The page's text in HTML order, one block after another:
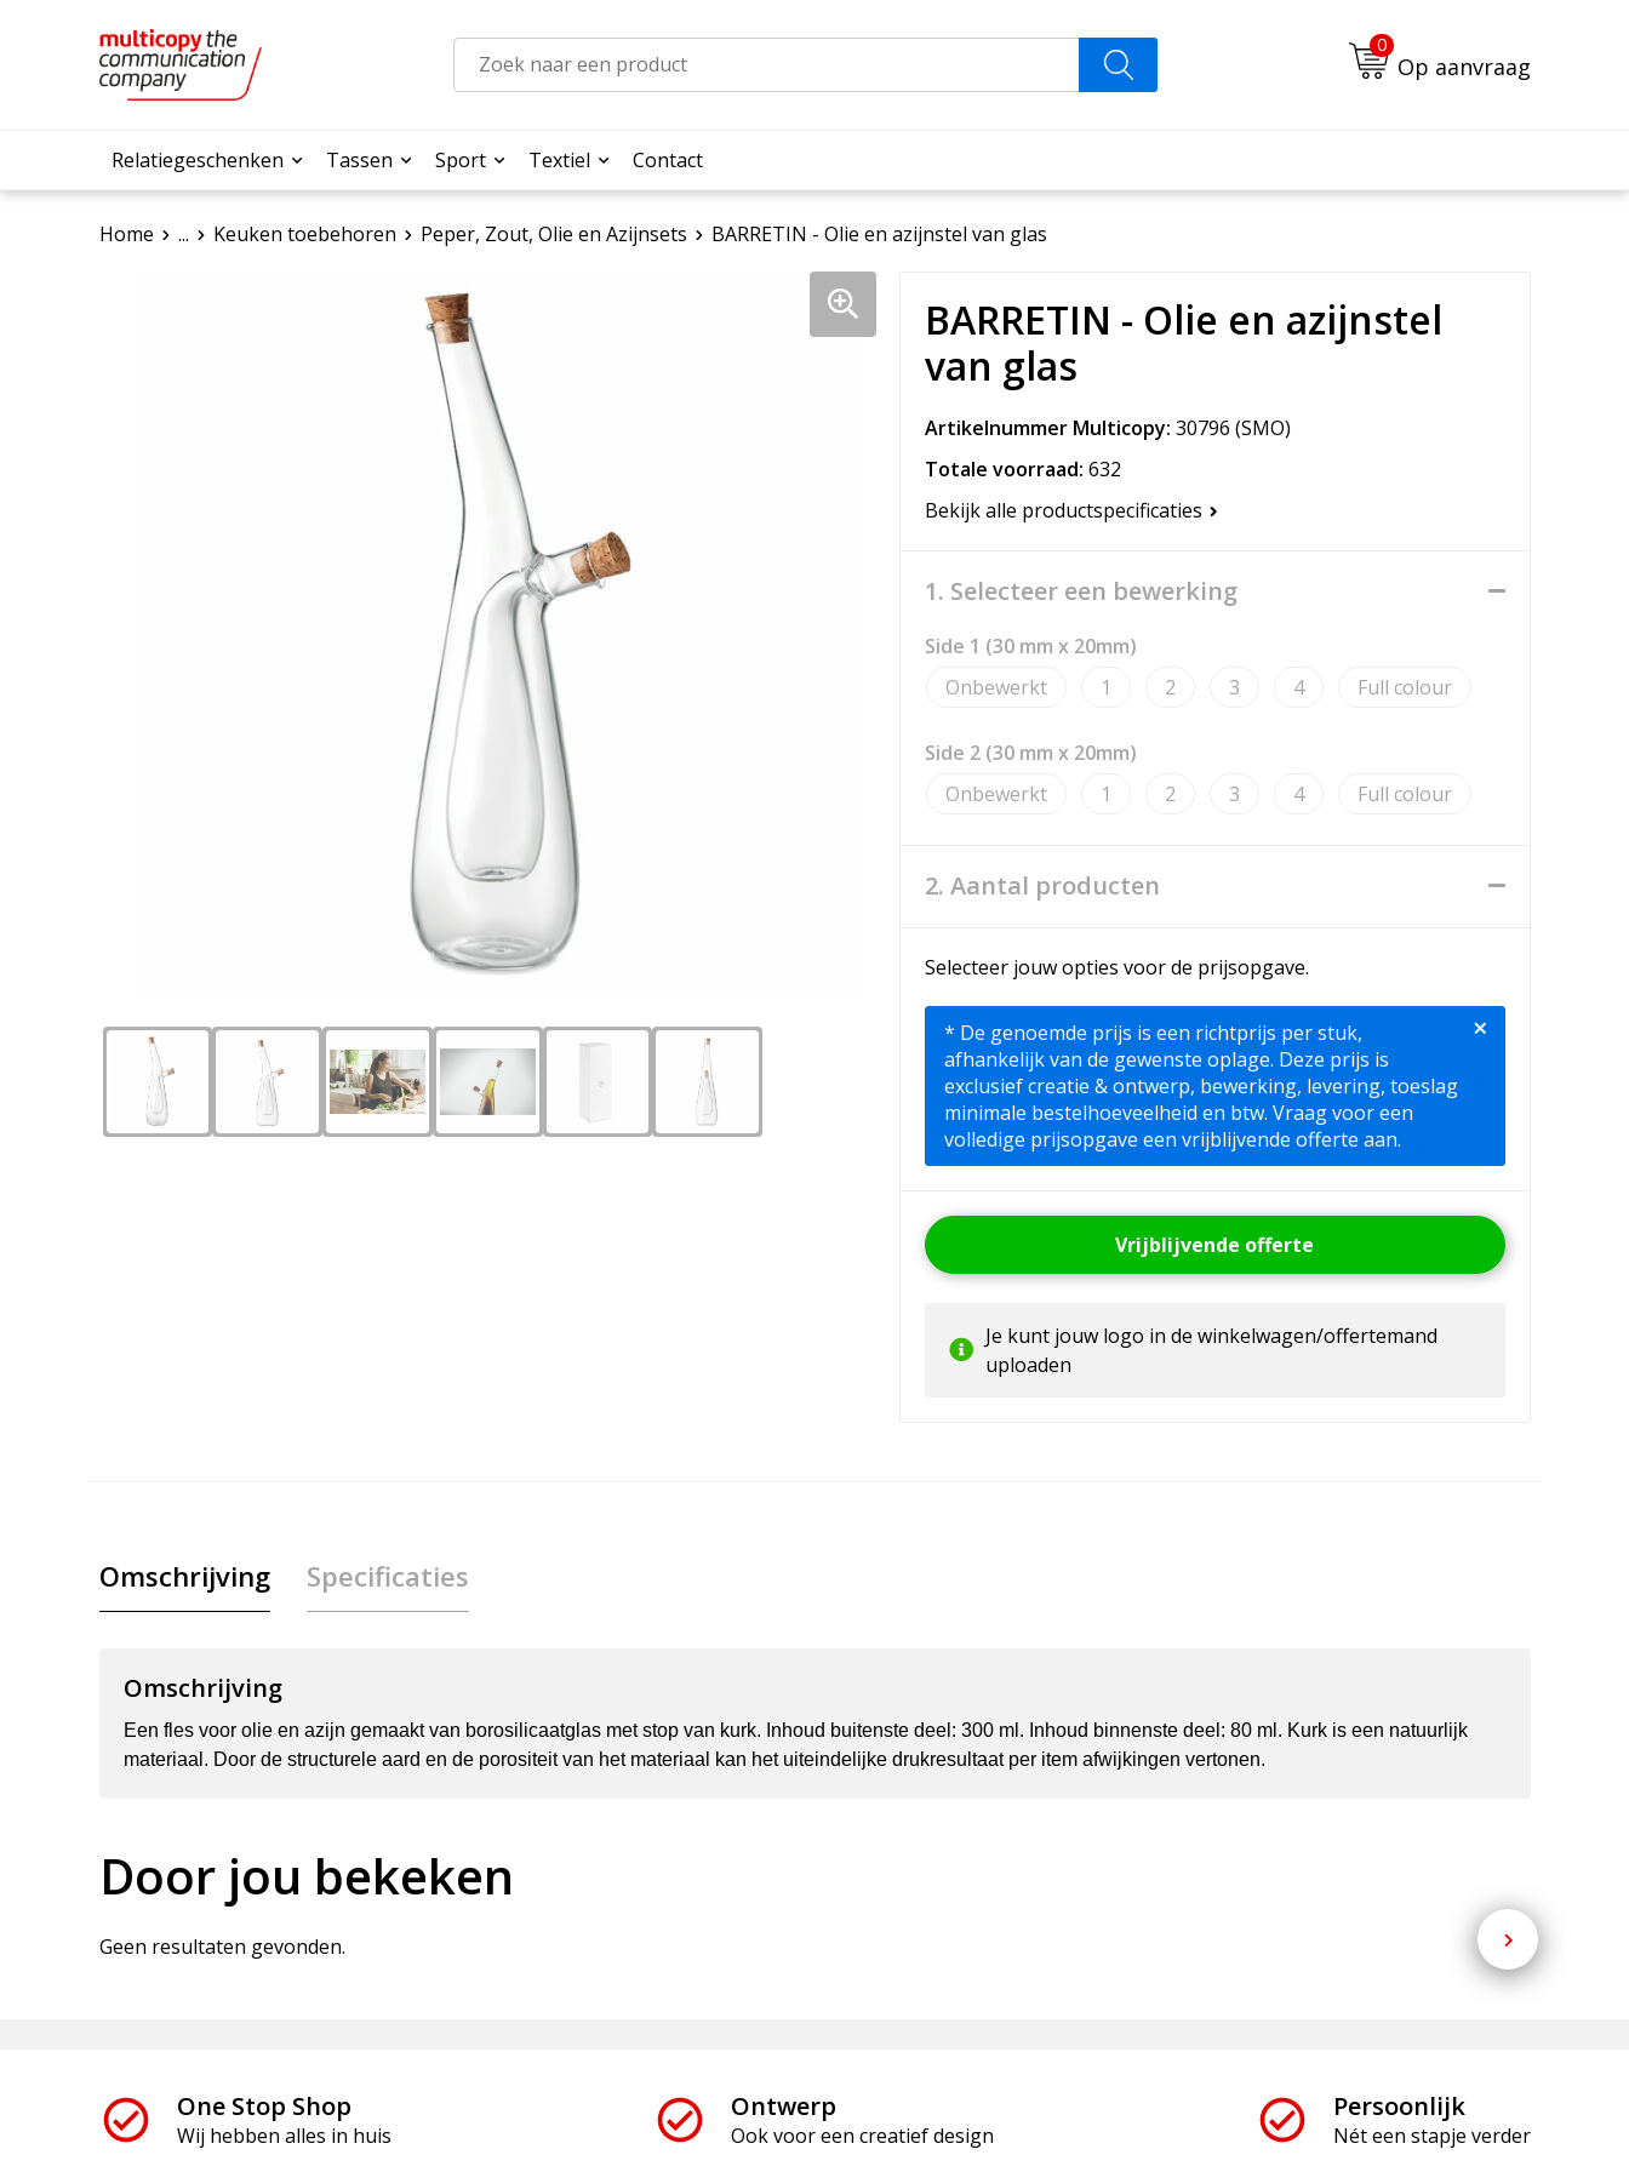
0
Op aanvraag
Relatiegeschenken Tassen Sport Textiel Contact
Home ... Keuken toebehoren Peper, Zout, Olie en Azijnsets BARRETIN - Olie en azijnstel van glas
BARRETIN - Olie en azijnstel
van glas
Artikelnummer Multicopy: 30796 (SMO)
Totale voorraad: 632
Bekijk alle productspecificaties
1. Selecteer een bewerking
Side 1 (30 mm x 20mm)
Onbewerkt
1 2 3 4 Full colour
Side 2 (30 mm x 20mm)
Onbewerkt
1 2 3 4 Full colour
2. Aantal producten
Selecteer jouw opties voor de prijsopgave.
* De genoemde prijs is een richtprijs per stuk,
afhankelijk van de gewenste oplage. Deze prijs is
exclusief creatie & ontwerp, bewerking, levering, toeslag
minimale bestelhoeveelheid en btw. Vraag voor een
volledige prijsopgave een vrijblijvende offerte aan.
×
Vrijblijvende offerte
Je kunt jouw logo in de winkelwagen/offertemand
uploaden
Omschrijving Specificaties
Omschrijving
Een fles voor olie en azijn gemaakt van borosilicaatglas met stop van kurk. Inhoud buitenste deel: 300 ml. Inhoud binnenste deel: 80 ml. Kurk is een natuurlijk
materiaal. Door de structurele aard en de porositeit van het materiaal kan het uiteindelijke drukresultaat per item afwijkingen vertonen.
Door jou bekeken
Geen resultaten gevonden.
One Stop Shop
Wij hebben alles in huis
Ontwerp
Ook voor een creatief design
Persoonlijk
Nét een stapje verder